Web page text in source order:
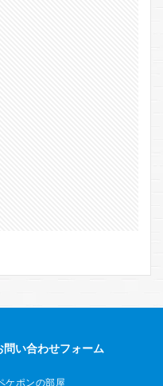
問い合わせフォーム
ポンの部屋